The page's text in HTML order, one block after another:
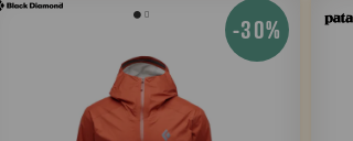
-30%